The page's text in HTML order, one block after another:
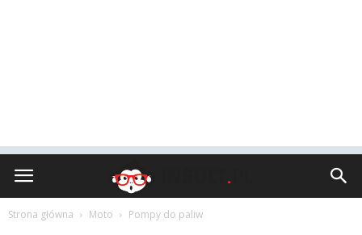
Insult.pl
Strona główna Moto Pompy do paliw